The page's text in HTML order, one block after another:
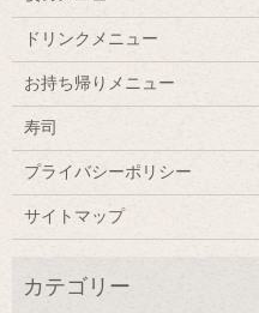
ドリンクメニュー
お持ち帰りメニュー
寿司
プライバシーポリシー
サイトマップ